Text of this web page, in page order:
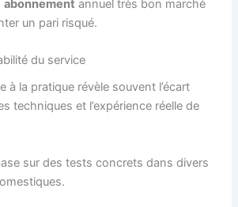
abonnement annuel très bon marché
un pari risqué.
du service
à la pratique révèle souvent l’écart
techniques et l’expérience réelle de
sur des tests concrets dans divers